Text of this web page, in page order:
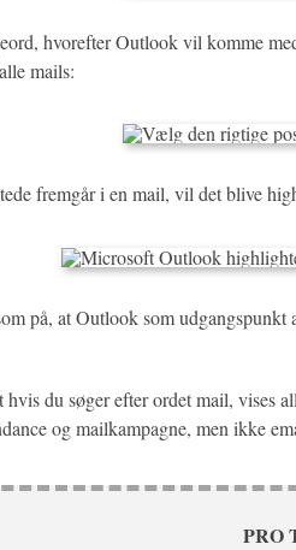
hvorefter Outlook vil komme
mails:
fremgår i en mail, vil det blive
på, at Outlook som udgangspunkt
du søger efter ordet mail, vises
og mailkampagne, men ikke
PRO